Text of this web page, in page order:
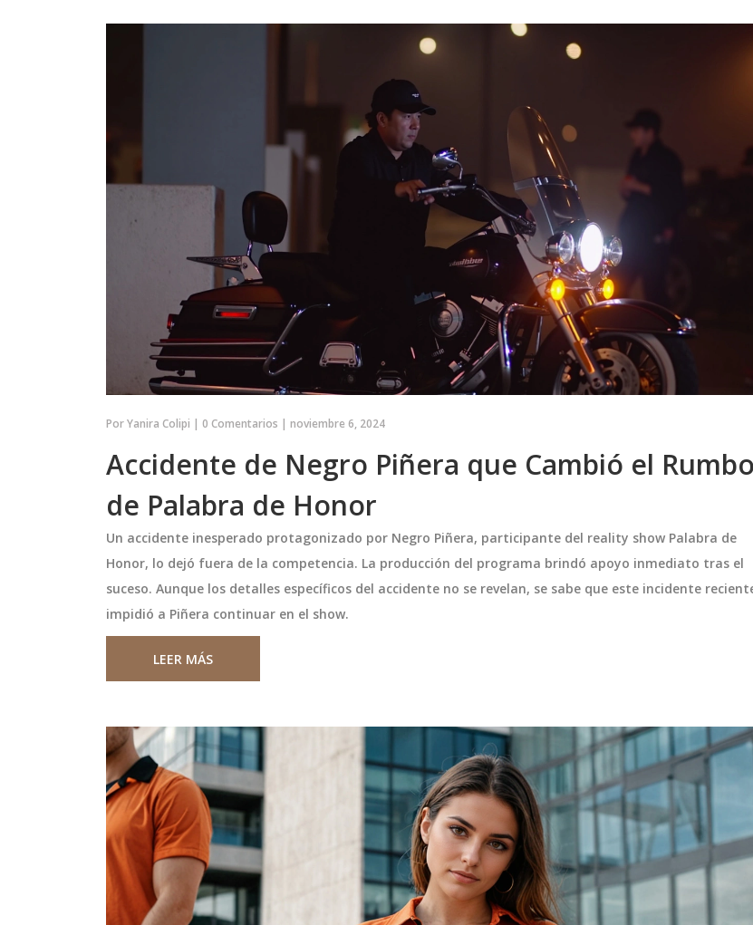
PorYanira Colipi | 0 Comentarios | noviembre 6, 2024
Accidente de Negro Piñera que Cambió el Rumbo
de Palabra de Honor
Un accidente inesperado protagonizado por Negro Piñera, participante del reality show Palabra de
Honor, lo dejó fuera de la competencia. La producción del programa brindó apoyo inmediato tras el
suceso. Aunque los detalles específicos del accidente no se revelan, se sabe que este incidente
impidió a Piñera continuar en el show.
LEER MÁS
Coquimbo Unido venció 1-0 a
2024. Las Leonas ahora deberán
remontar en el partido de vuelta en casa
para seguir en la lucha por el título. La
expectación crece ya que jugar de local
puede ser una ventaja crucial para
revertir el marcador.
con mujeres en la mansión de Epstein,
en medio de un lanzamiento de 95.000
escándalo aviva la presión por justicia
para las víctimas.